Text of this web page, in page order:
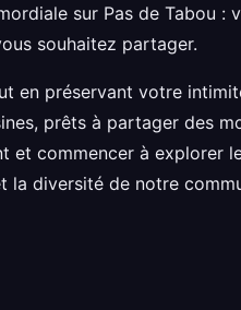
sur Pas de Tabou :
souhaitez partager.
en préservant votre
prêts à partager des
et commencer à explorer
la diversité de notre